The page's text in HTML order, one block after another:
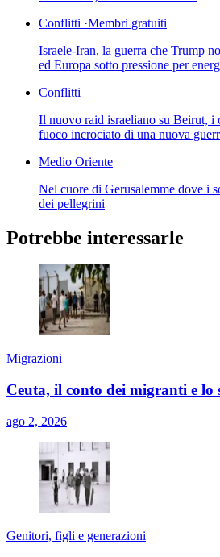
Conflitti ·Membri gratuiti
Israele-Iran, la guerra che Trump
ed Europa sotto pressione per
Conflitti
Il nuovo raid israeliano su Beirut, i
fuoco incrociato di una nuova
Medio Oriente
Nel cuore di Gerusalemme dove i
dei pellegrini
Potrebbe interessarle
Migrazioni
Ceuta, il conto dei migranti e
ago 2, 2026
Genitori, figli e generazioni